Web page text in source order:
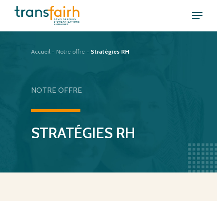
Menu
Accueil - Notre offre - Stratégies RH
NOTRE OFFRE
STRATÉGIES RH
Close